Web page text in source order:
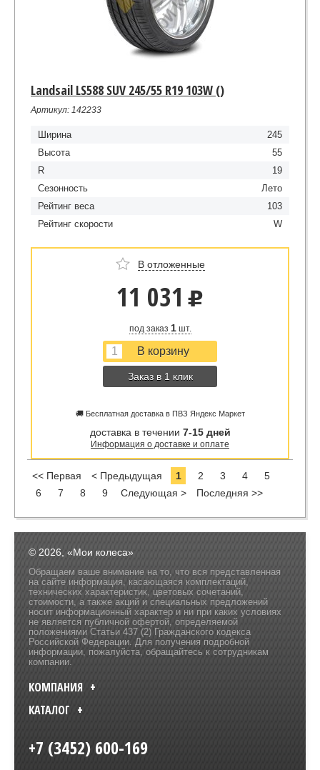
Landsail LS588 SUV 245/55 R19 103W ()
Артикул: 142233
Ширина
245
Высота
55
R
19
Сезонность
Лето
Рейтинг веса
103
Рейтинг скорости
W
В отложенные
11 031 u
под заказ 1шт.
Заказ в 1 клик
🚚 Бесплатная доставка в ПВЗ Яндекс Маркет
доставка в течении 7-15 дней
Информация о доставке и оплате
<< Первая < Предыдущая 1 2 3 4
5
6
7 8 9 Следующая > Последняя >>
© 2026, «Мои колеса»
Обращаем ваше внимание на то, что вся представленная
на сайте информация, касающаяся комплектаций,
технических характеристик, цветовых сочетаний,
стоимости, а также акций и специальных предложений
носит информационный характер и ни при каких условиях
не является публичной офертой, определяемой
положениями Статьи 437 (2) Гражданского кодекса
Российской Федерации. Для получения подробной
информации, пожалуйста, обращайтесь к сотрудникам
компании.
КОМПАНИЯ
КАТАЛОГ
+7 (3452) 600-169